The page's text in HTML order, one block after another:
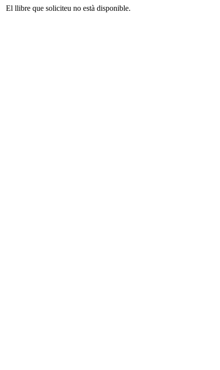
El llibre que soliciteu no està disponible.